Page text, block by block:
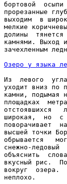
бортовой
прорезанные
выходим  в
мелкие
долины
камнями. Выход
зачехленным
Озеро у языка
Из  левого
уходит вниз по
камни, подымая
площадках
отстоявшихся
широкая,  но  с
поворачивает
высшей точки
обрывается
снежно-
объяснить
вкусный рис.
вокруг  озера.
неплохо.